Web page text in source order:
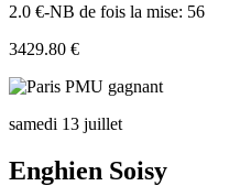
2.0 €-NB de fois la mise: 56
3429.80 €
samedi 13 juillet
Enghien Soisy